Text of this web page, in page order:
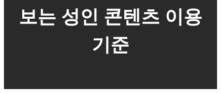
보는 성인 콘텐츠 이용
기준